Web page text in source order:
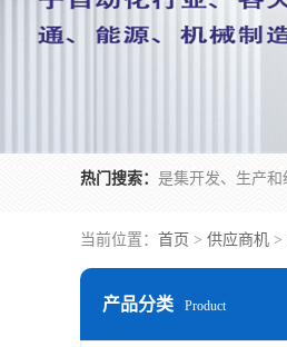
热门搜索：
当前位置： 首页 > 供应商机 >
产品分类 Product